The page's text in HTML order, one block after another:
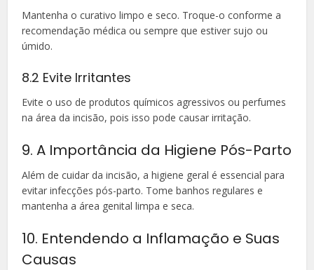
Mantenha o curativo limpo e seco. Troque-o conforme a
recomendação médica ou sempre que estiver sujo ou
úmido.
8.2 Evite Irritantes
Evite o uso de produtos químicos agressivos ou perfumes
na área da incisão, pois isso pode causar irritação.
9. A Importância da Higiene Pós-Parto
Além de cuidar da incisão, a higiene geral é essencial para
evitar infecções pós-parto. Tome banhos regulares e
mantenha a área genital limpa e seca.
10. Entendendo a Inflamação e Suas
Causas